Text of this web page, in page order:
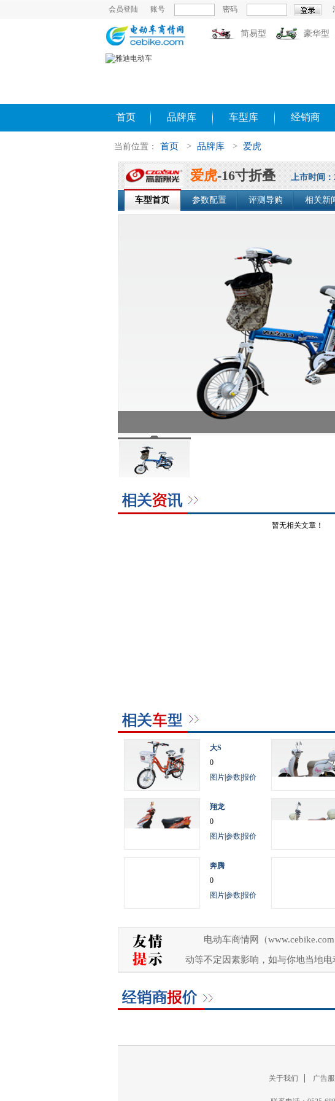
会员登陆 账号 密码
简易型 豪华型
首页 品牌库 车型库 经销商
当前位置： 首页 > 品牌库 > 爱虎
爱虎-16寸折叠 上市时间：
车型首页 参数配置 评测导购 相关新
暂无相关文章！
大S
0
图片参数报价
翔龙
0
图片参数报价
奔腾
0
图片参数报价
电动车商情网（
动等不定因素影响，如与你地当地
关于我们 广告